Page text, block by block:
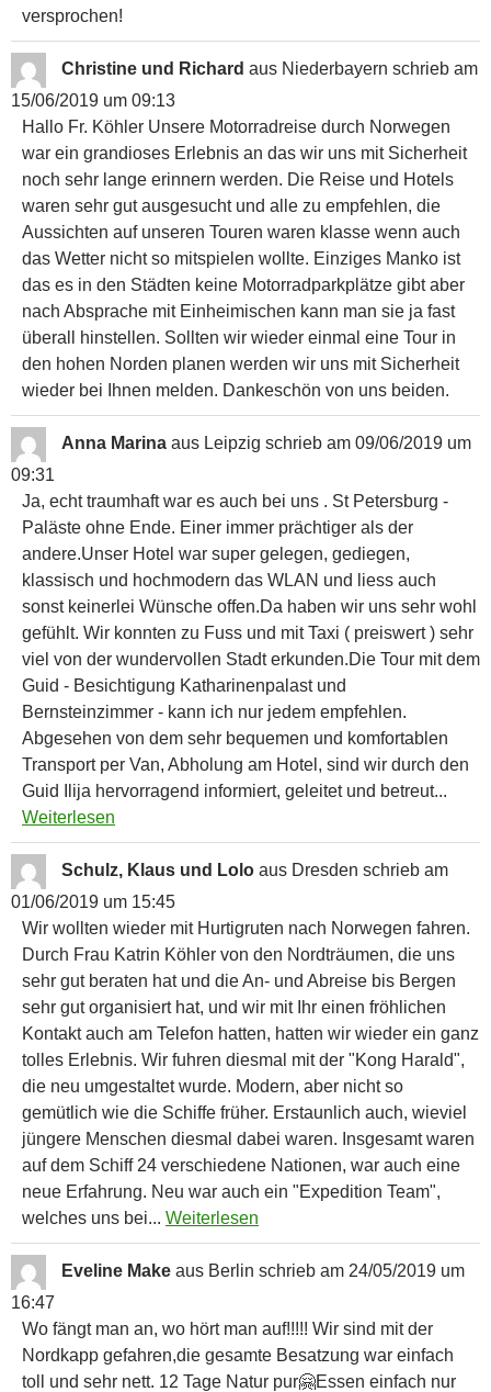
versprochen!
Christine und Richard aus Niederbayern schrieb am
15/06/2019 um 09:13
Hallo Fr. Köhler Unsere Motorradreise durch Norwegen
war ein grandioses Erlebnis an das wir uns mit Sicherheit
noch sehr lange erinnern werden. Die Reise und Hotels
waren sehr gut ausgesucht und alle zu empfehlen, die
Aussichten auf unseren Touren waren klasse wenn auch
das Wetter nicht so mitspielen wollte. Einziges Manko ist
das es in den Städten keine Motorradparkplätze gibt aber
nach Absprache mit Einheimischen kann man sie ja fast
überall hinstellen. Sollten wir wieder einmal eine Tour in
den hohen Norden planen werden wir uns mit Sicherheit
wieder bei Ihnen melden. Dankeschön von uns beiden.
Anna Marina aus Leipzig schrieb am 09/06/2019 um
09:31
Ja, echt traumhaft war es auch bei uns . St Petersburg -
Paläste ohne Ende. Einer immer prächtiger als der
andere.Unser Hotel war super gelegen, gediegen,
klassisch und hochmodern das WLAN und liess auch
sonst keinerlei Wünsche offen.Da haben wir uns sehr wohl
gefühlt. Wir konnten zu Fuss und mit Taxi ( preiswert ) sehr
viel von der wundervollen Stadt erkunden.Die Tour mit dem
Guid - Besichtigung Katharinenpalast und
Bernsteinzimmer - kann ich nur jedem empfehlen.
Abgesehen von dem sehr bequemen und komfortablen
Transport per Van, Abholung am Hotel, sind wir durch den
Guid Ilija hervorragend informiert, geleitet und betreut...
Weiterlesen
Schulz, Klaus und Lolo aus Dresden schrieb am
01/06/2019 um 15:45
Wir wollten wieder mit Hurtigruten nach Norwegen fahren.
Durch Frau Katrin Köhler von den Nordträumen, die uns
sehr gut beraten hat und die An- und Abreise bis Bergen
sehr gut organisiert hat, und wir mit Ihr einen fröhlichen
Kontakt auch am Telefon hatten, hatten wir wieder ein ganz
tolles Erlebnis. Wir fuhren diesmal mit der "Kong Harald",
die neu umgestaltet wurde. Modern, aber nicht so
gemütlich wie die Schiffe früher. Erstaunlich auch, wieviel
jüngere Menschen diesmal dabei waren. Insgesamt waren
auf dem Schiff 24 verschiedene Nationen, war auch eine
neue Erfahrung. Neu war auch ein "Expedition Team",
welches uns bei... Weiterlesen
Eveline Make aus Berlin schrieb am 24/05/2019 um
16:47
Wo fängt man an, wo hört man auf!!!!! Wir sind mit der
Nordkapp gefahren,die gesamte Besatzung war einfach
toll und sehr nett. 12 Tage Natur pur🤗Essen einfach nur